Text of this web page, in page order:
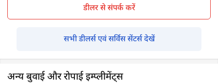
डीलर से संपर्क करें
सभी डीलर्स एवं सर्विस सेंटर्स देखें
अन्य बुवाई और रोपाई इम्प्लीमेंट्स